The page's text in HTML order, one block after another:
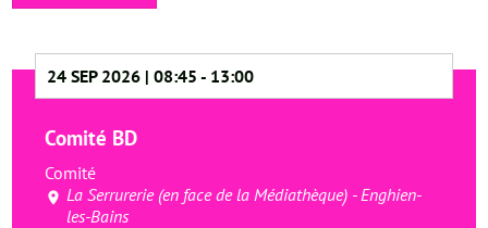
24 SEP 2026 | 08:45 - 13:00
Comité BD
Comité
La Serrurerie (en face de la Médiathèque) - Enghien-
les-Bains